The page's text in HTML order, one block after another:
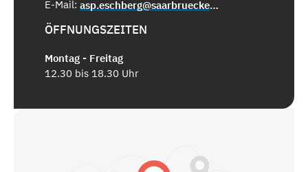
E-Mail: asp.eschberg@saarbruecken.de
ÖFFNUNGSZEITEN
Montag - Freitag
12.30 bis 18.30 Uhr